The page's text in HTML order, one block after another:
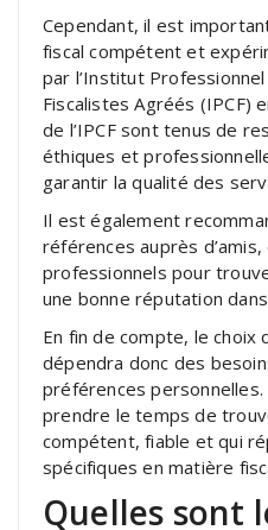
Cependant, il est
fiscal compétent et
par l’Institut
Fiscalistes Agréés (IPCF)
de l’IPCF sont tenus de
éthiques et
garantir la qualité des
Il est également
références auprès
professionnels pour
une bonne réputation
En fin de compte, le choix
dépendra donc des
préférences
prendre le temps de
compétent, fiable et qui
spécifiques en matière
Quelles sont